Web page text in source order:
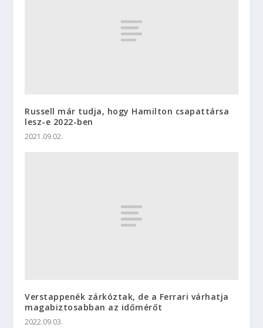
Russell már tudja, hogy Hamilton csapattársa
lesz-e 2022-ben
2021.09.02.
Verstappenék zárkóztak, de a Ferrari várhatja
magabiztosabban az időmérőt
2022.09.03.